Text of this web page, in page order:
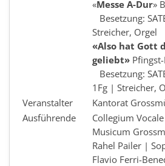
«Messe A-Dur»
Besetzung:
Streicher, Orgel
«Also hat Gott
geliebt»
Besetzung:
1Fg | Streicher,
Veranstalter
Kantorat
Ausführende
Collegium
Musicum
Rahel Pailer |
Flavio Ferri-